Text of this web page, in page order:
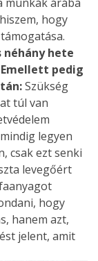
hogy
néhány hete
pedig
Szükség
túl van
legyen
csak ezt senki
levegőért
hogy
hanem azt,
jelent, amit